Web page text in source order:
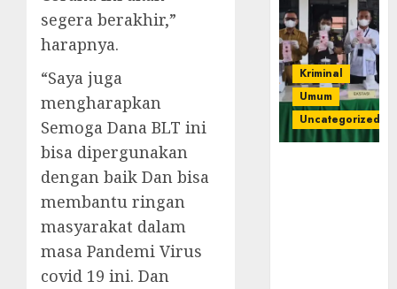
segera berakhir,”
harapnya.
“Saya juga
mengharapkan
Semoga Dana BLT ini
bisa dipergunakan
dengan baik Dan bisa
membantu ringan
masyarakat dalam
masa Pandemi Virus
covid 19 ini. Dan
Kriminal
Umum
Uncategorized